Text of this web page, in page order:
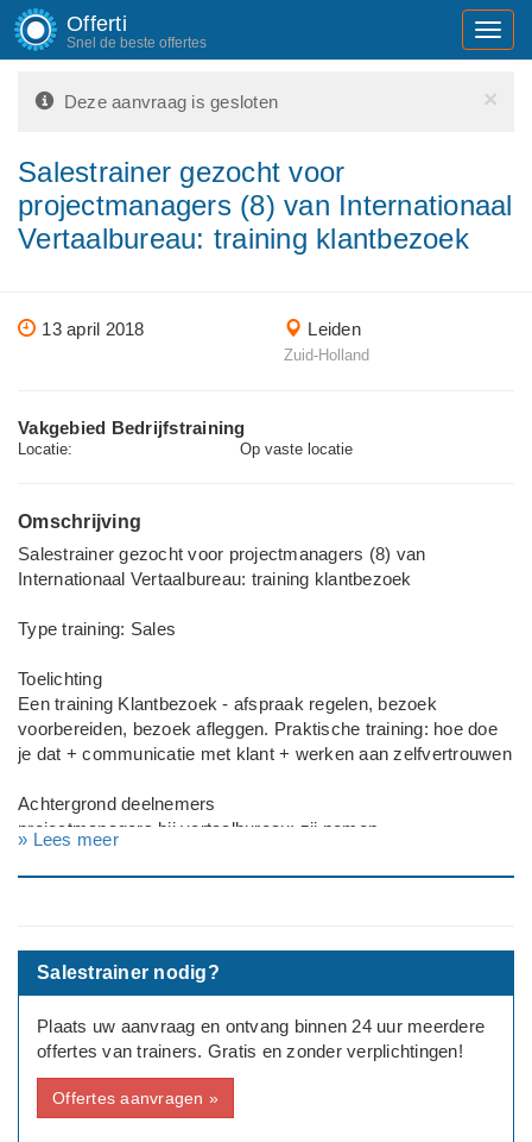
Offerti
Snel de beste offertes
×
Deze aanvraag is gesloten
Salestrainer gezocht voor
projectmanagers (8) van Internationaal
Vertaalbureau: training klantbezoek
13 april 2018 Leiden
Zuid-Holland
Vakgebied Bedrijfstraining
Locatie: Op vaste locatie
Omschrijving
Salestrainer gezocht voor projectmanagers (8) van
Internationaal Vertaalbureau: training klantbezoek
Type training: Sales
Toelichting
Een training Klantbezoek - afspraak regelen, bezoek
voorbereiden, bezoek afleggen. Praktische training: hoe doe
je dat + communicatie met klant + werken aan zelfvertrouwen
Achtergrond deelnemers
projectmanagers bij vertaalbureau; zij nemen
maken, projectcoördinatie), klantcontact (veelal per e-mail of
Aantal deelnemers: 8
Datum: bespreekbaar
Duur: één dag
Type aanvraag: zakelijk
» Lees meer
Salestrainer nodig?
Plaats uw aanvraag en ontvang binnen 24 uur meerdere
offertes van trainers. Gratis en zonder verplichtingen!
Offertes aanvragen »